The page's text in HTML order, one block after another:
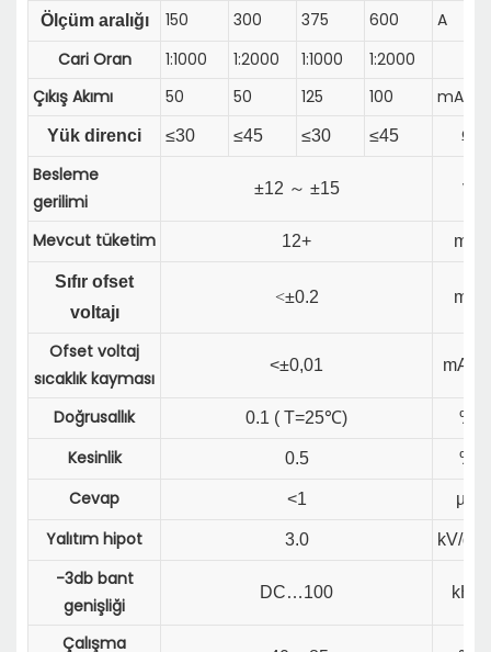
Ölçüm aralığı 150 300 375 600
A
Cari Oran
1:1000 1:2000 1:1000
1:2000
Çıkış Akımı
50 50 125 100 mA
Yük direnci ≤30 ≤45 ≤30 ≤45 Ω
Besleme
gerilimi
±12 ～ ±15 V
Mevcut tüketim 12+ mA
Sıfır ofset
voltajı
<±0.2 mA
Ofset voltaj
sıcaklık kayması
<±0,01 mA/℃
Doğrusallık 0.1 ( T=25℃) %
Kesinlik 0.5 %
Cevap <1 µS
Yalıtım hipot 3.0 kV/
-3db bant
genişliği
DC…100 kHz
Çalışma